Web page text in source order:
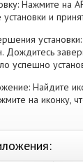
Нажмите на
и
успешно
Найдите
на иконку,